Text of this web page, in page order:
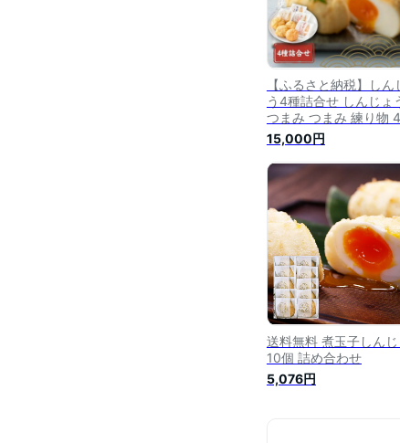
【ふるさと納税】しん
う4種詰合せ しんじょ
つまみ つまみ 練り物
詰め合わせ セット 海老
ビ 甘海老 甘エビ カニ
卵 卵 たまご 玉子 新
新潟市 】
15,000円
送料無料 煮玉子しんじ
10個 詰め合わせ
5,076円